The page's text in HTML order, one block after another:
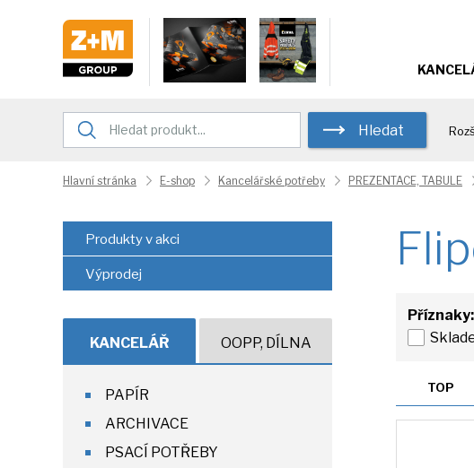
Hledat
Hlavní stránka E-shop Kancelářské potřeby PREZENTACE, TABULE
Příznaky:
TOP
Produkty v akci
Výprodej
KANCELÁŘ OOPP, DÍLNA
PAPÍR
ARCHIVACE
PSACÍ POTŘEBY